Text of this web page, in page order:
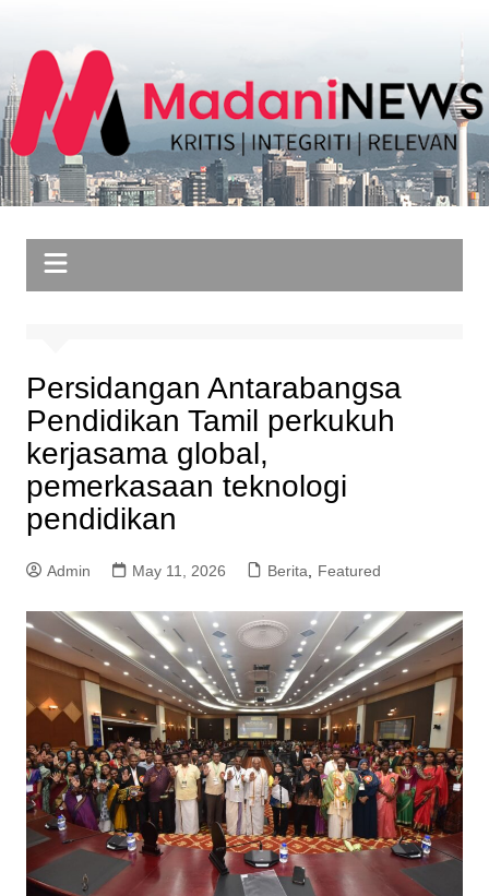
content
Persidangan Antarabangsa
Pendidikan Tamil perkukuh
kerjasama global,
pemerkasaan teknologi
pendidikan
Admin May 11, 2026 Berita, Featured